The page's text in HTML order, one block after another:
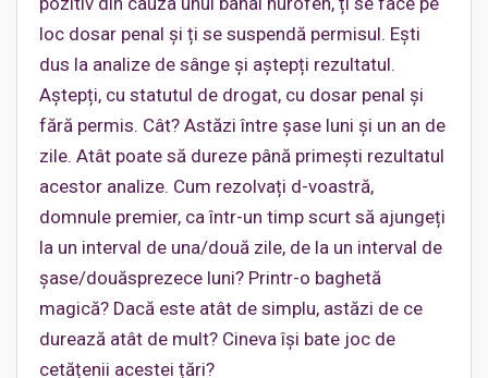
loc dosar penal și ți se suspendă permisul. Ești
dus la analize de sânge și aștepți rezultatul.
Aștepți, cu statutul de drogat, cu dosar penal și
fără permis. Cât? Astăzi între șase luni și un an de
zile. Atât poate să dureze până primești rezultatul
acestor analize. Cum rezolvați d-voastră,
domnule premier, ca într-un timp scurt să ajungeți
la un interval de una/două zile, de la un interval de
șase/douăsprezece luni? Printr-o baghetă
magică? Dacă este atât de simplu, astăzi de ce
durează atât de mult? Cineva își bate joc de
cetățenii acestei țări?